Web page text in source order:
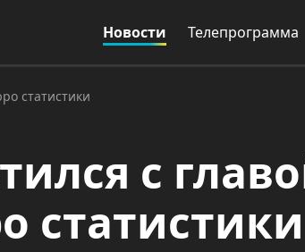
Новости Телепрограмма
статистики
с
статистики